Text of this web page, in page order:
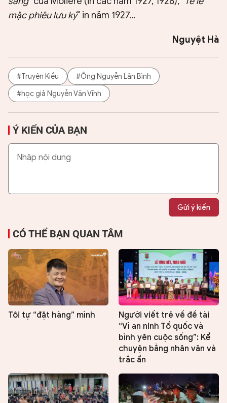
mặc phiêu lưu ký" in năm 1927...
Nguyệt Hà
#Truyện Kiều
#Ông Nguyễn Lân Bình
#học giả Nguyễn Văn Vĩnh
Ý KIẾN CỦA BẠN
Gửi ý kiến
CÓ THỂ BẠN QUAN TÂM
Tôi tự “đặt hàng” mình
Người viết trẻ về đề tài
“Vì an ninh Tổ quốc và
bình yên cuộc sống”: Kể
chuyện bằng nhân văn và
trắc ẩn